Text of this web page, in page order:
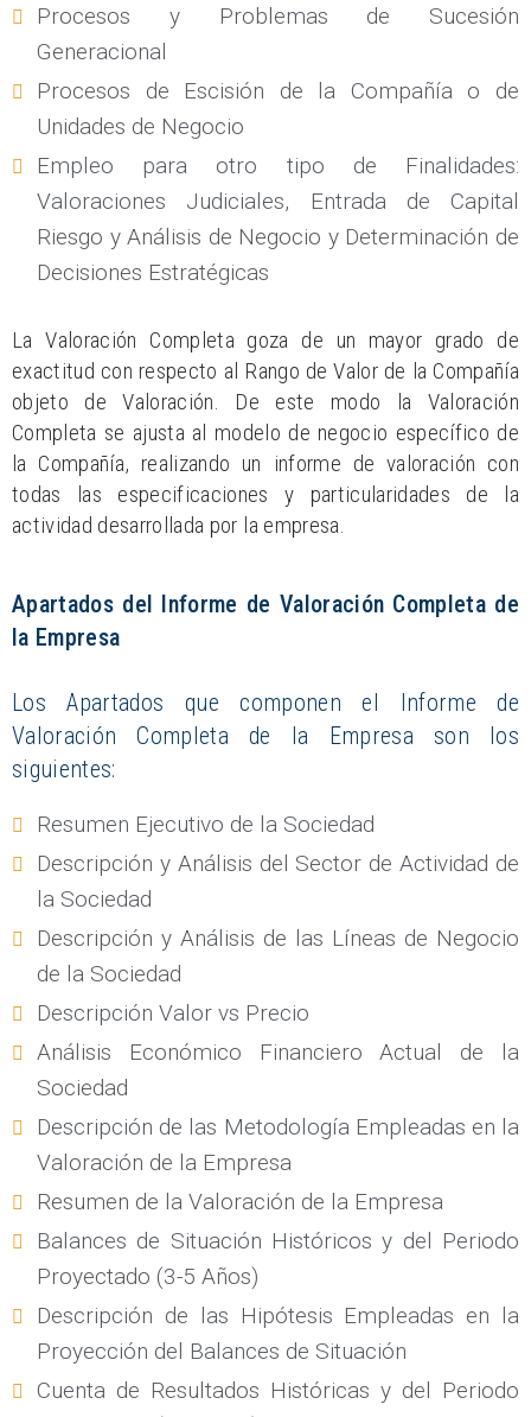
Procesos y Problemas de Sucesión
Generacional
Procesos de Escisión de la Compañía o de
Unidades de Negocio
Empleo para otro tipo de Finalidades:
Valoraciones Judiciales, Entrada de Capital
Riesgo y Análisis de Negocio y Determinación de
Decisiones Estratégicas
La Valoración Completa goza de un mayor grado de
exactitud con respecto al Rango de Valor de la Compañía
objeto de Valoración. De este modo la Valoración
Completa se ajusta al modelo de negocio específico de
la Compañía, realizando un informe de valoración con
todas las especificaciones y particularidades de la
actividad desarrollada por la empresa.
Apartados del Informe de Valoración Completa de
la Empresa
Los Apartados que componen el Informe de
Valoración Completa de la Empresa son los
siguientes:
Resumen Ejecutivo de la Sociedad
Descripción y Análisis del Sector de Actividad de
la Sociedad
Descripción y Análisis de las Líneas de Negocio
de la Sociedad
Descripción Valor vs Precio
Análisis Económico Financiero Actual de la
Sociedad
Descripción de las Metodología Empleadas en la
Valoración de la Empresa
Resumen de la Valoración de la Empresa
Balances de Situación Históricos y del Periodo
Proyectado (3-5 Años)
Descripción de las Hipótesis Empleadas en la
Proyección del Balances de Situación
Cuenta de Resultados Históricas y del Periodo